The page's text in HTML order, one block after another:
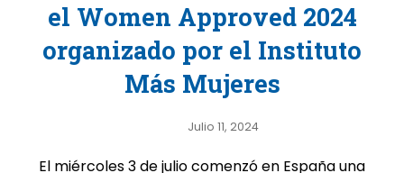
el Women Approved 2024
organizado por el Instituto
Más Mujeres
Julio 11, 2024
El miércoles 3 de julio comenzó en España una